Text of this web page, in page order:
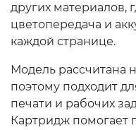
других материалов,
цветопередача и
каждой странице.
Модель рассчитана
поэтому подходит
печати и рабочих
Картридж помогает